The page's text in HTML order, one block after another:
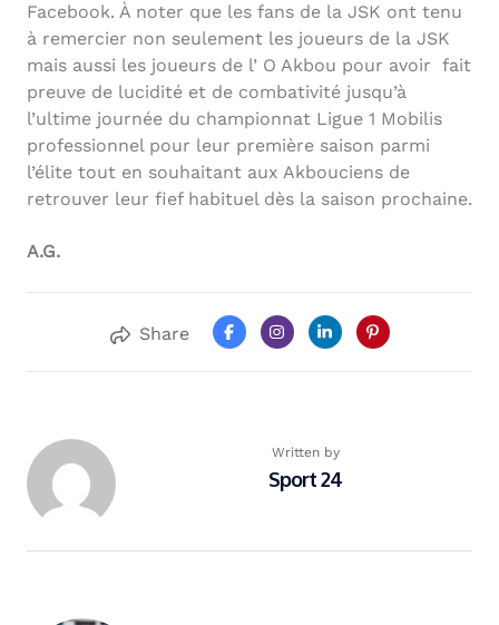
Facebook. À noter que les fans de la JSK ont tenu
à remercier non seulement les joueurs de la JSK
mais aussi les joueurs de l’ O Akbou pour avoir fait
preuve de lucidité et de combativité jusqu’à
l’ultime journée du championnat Ligue 1 Mobilis
professionnel pour leur première saison parmi
l’élite tout en souhaitant aux Akbouciens de
retrouver leur fief habituel dès la saison prochaine.
A.G.
Share
Written by
Sport 24